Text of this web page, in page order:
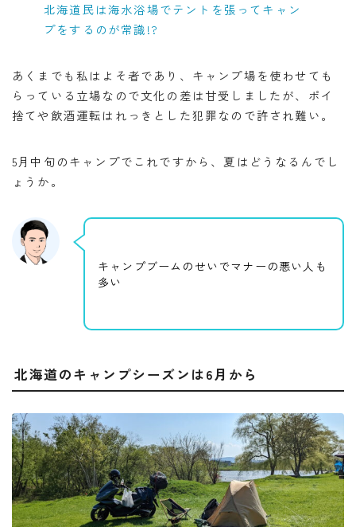
北海道民は海水浴場でテントを張ってキャン
プをするのが常識!?
あくまでも私はよそ者であり、キャンプ場を使わせても
らっている立場なので文化の差は甘受しましたが、ポイ
捨てや飲酒運転はれっきとした犯罪なので許され難い。
5月中旬のキャンプでこれですから、夏はどうなるんでし
ょうか。
キャンプブームのせいでマナーの悪い人も
多い
北海道のキャンプシーズンは6月から